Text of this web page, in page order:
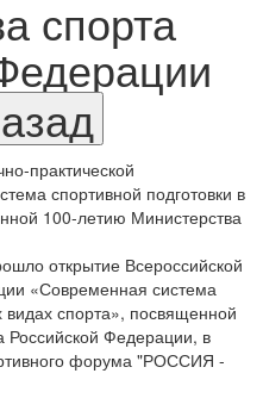
спорта
открытие Всероссийской
«Современная система
видах спорта», посвященной
Российской Федерации, в
форума "РОССИЯ -